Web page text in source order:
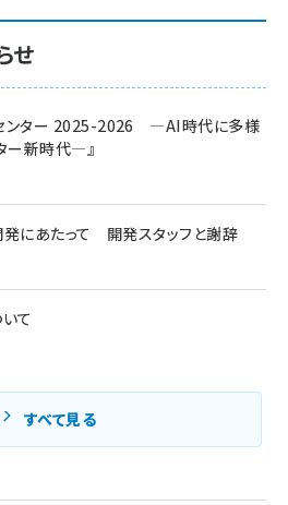
せ
センター 2025-2026 ―AI時代に多様
ー新時代―』
にあたって 開発スタッフと謝辞
て
すべて見る